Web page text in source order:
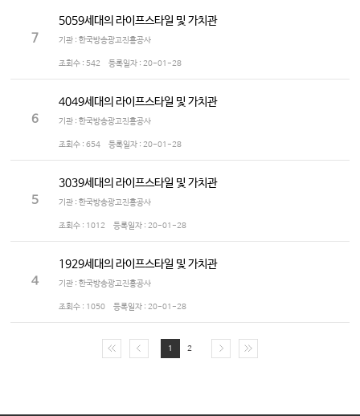
7
5059세대의 라이프스타일 및 가치관
기관 : 한국방송광고진흥공사
조회수 : 542 등록일자 : 20-01-28
6
4049세대의 라이프스타일 및 가치관
기관 : 한국방송광고진흥공사
조회수 : 654 등록일자 : 20-01-28
5
3039세대의 라이프스타일 및 가치관
기관 : 한국방송광고진흥공사
조회수 : 1012 등록일자 : 20-01-28
4
1929세대의 라이프스타일 및 가치관
기관 : 한국방송광고진흥공사
조회수 : 1050 등록일자 : 20-01-28
1 2